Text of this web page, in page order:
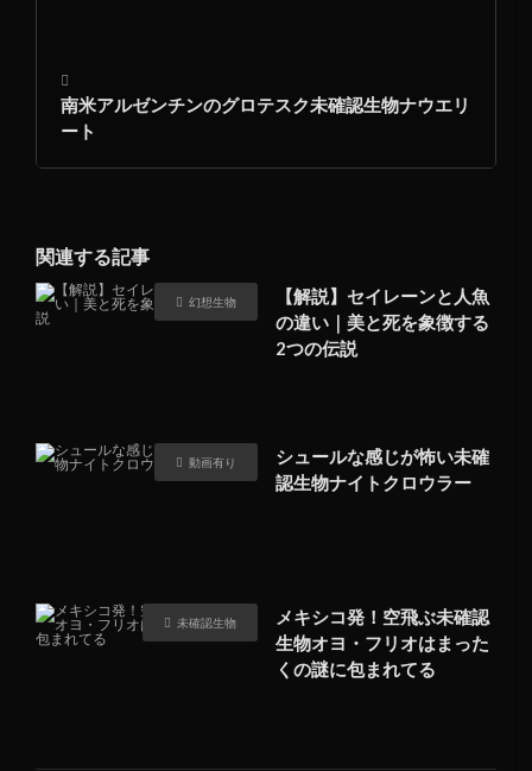
南米アルゼンチンのグロテスク未確認生物ナウエリ
ート
関連する記事
幻想生物
【解説】セイレーンと人魚
の違い｜美と死を象徴する
2つの伝説
動画有り
シュールな感じが怖い未確
認生物ナイトクロウラー
未確認生物
メキシコ発！空飛ぶ未確認
生物オヨ・フリオはまった
くの謎に包まれてる